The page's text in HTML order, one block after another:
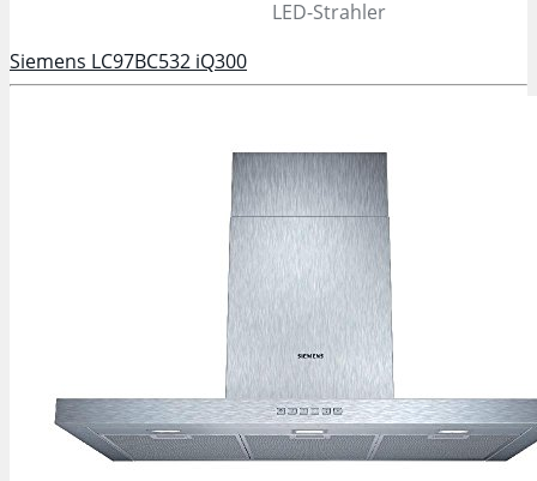
LED-Strahler
Siemens LC97BC532 iQ300